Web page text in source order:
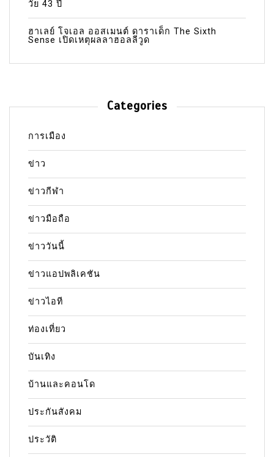
วัย 43 ปี
ฮาเลย์ โจเอล ออสเมนต์ ดาราเด็ก The Sixth
Sense เปิดเหตุผลลาฮอลลีวูด
Categories
การเมือง
ข่าว
ข่าวกีฬา
ข่าวมือถือ
ข่าววันนี้
ข่าวแอปพลิเคชัน
ข่าวไอที
ท่องเที่ยว
บันเทิง
บ้านและคอนโด
ประกันสังคม
ประวัติ